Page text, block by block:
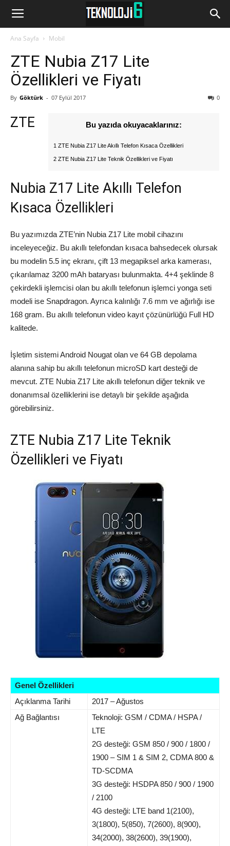
www.Teknoloji6.com
Ana Sayfa Mobil
ZTE Nubia Z17 Lite
Özellikleri ve Fiyatı
By Göktürk - 07 Eylül 2017 0
Bu yazıda okuyacaklarınız:
1 ZTE Nubia Z17 Lite Akıllı Telefon Kısaca Özellikleri
2 ZTE Nubia Z17 Lite Teknik Özellikleri ve Fiyatı
ZTE
Nubia Z17 Lite Akıllı Telefon
Kısaca Özellikleri
Bu yazımızda ZTE’nin Nubia Z17 Lite mobil cihazını
inceleyeceğiz. Bu akıllı telefondan kısaca bahsedecek olursak
bu modelin 5.5 inç ekranı, çift 13 megapiksel arka kamerası,
çıkarılamaz 3200 mAh bataryası bulunmakta. 4+4 şeklinde 8
çekirdekli işlemcisi olan bu akıllı telefonun işlemci yonga seti
modeli ise Snapdragon. Ayrıca kalınlığı 7.6 mm ve ağırlığı ise
168 gram. Bu akıllı telefonun video kayıt çözünürlüğü Full HD
kalitede.
İşletim sistemi Android Nougat olan ve 64 GB depolama
alanına sahip bu akıllı telefonun microSD kart desteği de
mevcut. ZTE Nubia Z17 Lite akıllı telefonun diğer teknik ve
donanımsal özelliklerini ise detaylı bir şekilde aşağıda
görebilirsiniz.
ZTE Nubia Z17 Lite Teknik
Özellikleri ve Fiyatı
Genel Özellikleri
Açıklanma Tarihi
2017 – Ağustos
Ağ Bağlantısı
Teknoloji: GSM / CDMA / HSPA /
LTE
2G desteği: GSM 850 / 900 / 1800 /
1900 – SIM 1 & SIM 2, CDMA 800 &
TD-SCDMA
3G desteği: HSDPA 850 / 900 / 1900
/ 2100
4G desteği: LTE band 1(2100),
3(1800), 5(850), 7(2600), 8(900),
34(2000), 38(2600), 39(1900),